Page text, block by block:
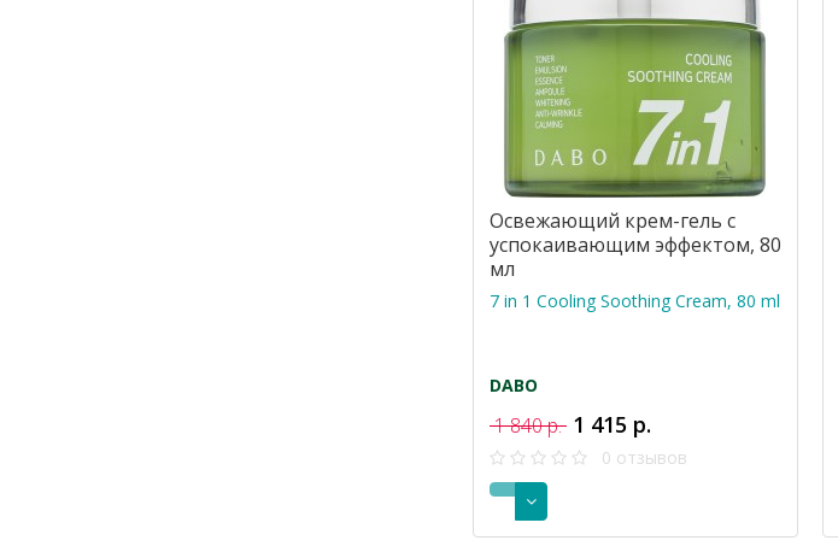
Освежающий крем-гель с
успокаивающим эффектом, 80
мл
7 in 1 Cooling Soothing Cream, 80 ml
DABO
1 840 р. 1 415 р.
0 отзывов